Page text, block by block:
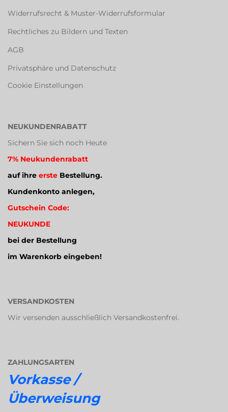
Widerrufsrecht & Muster-Widerrufsformular
Rechtliches zu Bildern und Texten
AGB
Privatsphäre und Datenschutz
Cookie Einstellungen
NEUKUNDENRABATT
Sichern Sie sich noch Heute
7% Neukundenrabatt
auf ihre erste Bestellung.
Kundenkonto anlegen,
Gutschein Code:
NEUKUNDE
bei der Bestellung
im Warenkorb eingeben!
VERSANDKOSTEN
Wir versenden ausschließlich Versandkostenfrei.
ZAHLUNGSARTEN
Vorkasse /
Überweisung